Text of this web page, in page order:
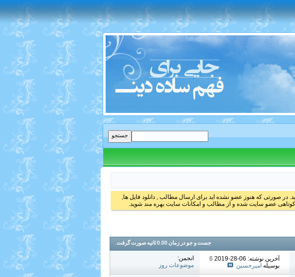
در صورتی که هنوز عضو نشده اید برای ارسال مطالب , دانلود فایل ها,
عضو سایت شده و از مطالب و امکانات سایت بهره مند شوید.
جست و جو در زمان 0.00ثانیه صورت گرفت.
آخرين نوشته: 06-28-2019
07:36 AM
بوسیله امیرحسین
انجمن:
موضوعات روز